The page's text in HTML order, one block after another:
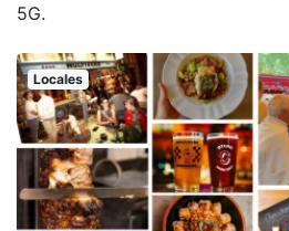
5G.
Locales